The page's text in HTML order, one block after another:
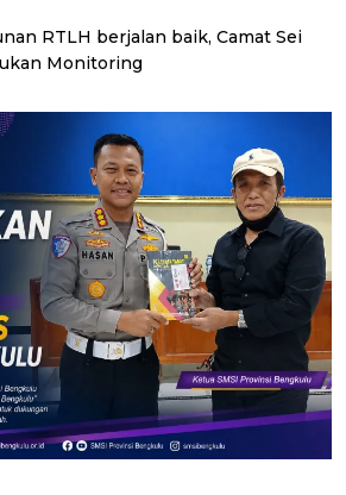
RTLH berjalan baik, Camat Sei
Monitoring